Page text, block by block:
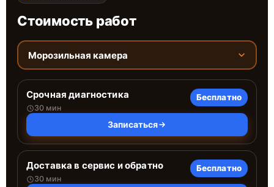
Стоимость работ
Морозильная камера
Срочная диагностика
30 мин
Бесплатно
Записаться
Доставка в сервис и обратно
30 мин
Бесплатно